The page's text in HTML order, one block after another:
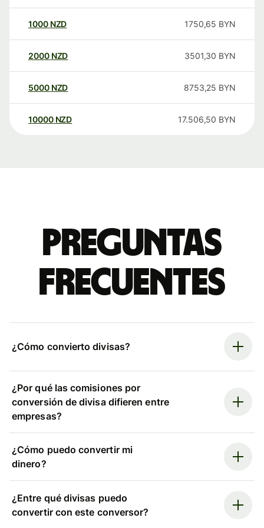
1000 NZD 1750,65 BYN
2000 NZD 3501,30 BYN
5000 NZD 8753,25 BYN
10000 NZD 17.506,50 BYN
Preguntas
frecuentes
¿Cómo convierto divisas?
¿Por qué las comisiones por
conversión de divisa difieren entre
empresas?
¿Cómo puedo convertir mi
dinero?
¿Entre qué divisas puedo
convertir con este conversor?